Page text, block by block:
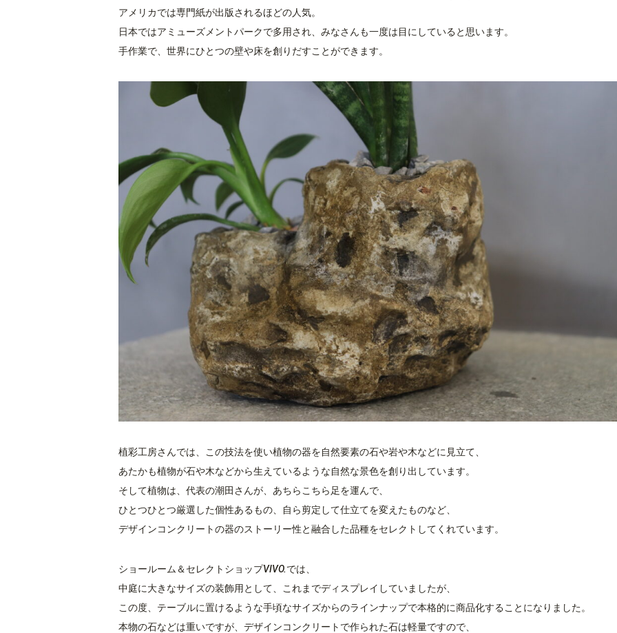
アメリカでは専門紙が出版されるほどの人気。
日本ではアミューズメントパークで多用され、みなさんも一度は目にしていると思います。
手作業で、世界にひとつの壁や床を創りだすことができます。
植彩工房さんでは、この技法を使い植物の器を自然要素の石や岩や木などに見立て、
あたかも植物が石や木などから生えているような自然な景色を創り出しています。
そして植物は、代表の潮田さんが、あちらこちら足を運んで、
ひとつひとつ厳選した個性あるもの、自ら剪定して仕立てを変えたものなど、
デザインコンクリートの器のストーリー性と融合した品種をセレクトしてくれています。
ショールーム＆セレクトショップVIVO.では、
中庭に大きなサイズの装飾用として、これまでディスプレイしていましたが、
この度、テーブルに置けるような手頃なサイズからのラインナップで本格的に商品化することになりました。
本物の石などは重いですが、デザインコンクリートで作られた石は軽量ですので、